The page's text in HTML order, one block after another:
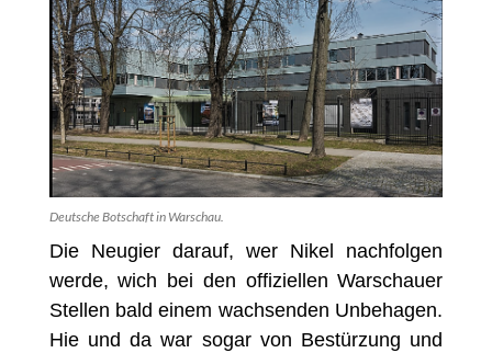
Deutsche Botschaft in Warschau.
Die Neugier darauf, wer Nikel nachfolgen
werde, wich bei den offiziellen Warschauer
Stellen bald einem wachsenden Unbehagen.
Hie und da war sogar von Bestürzung und